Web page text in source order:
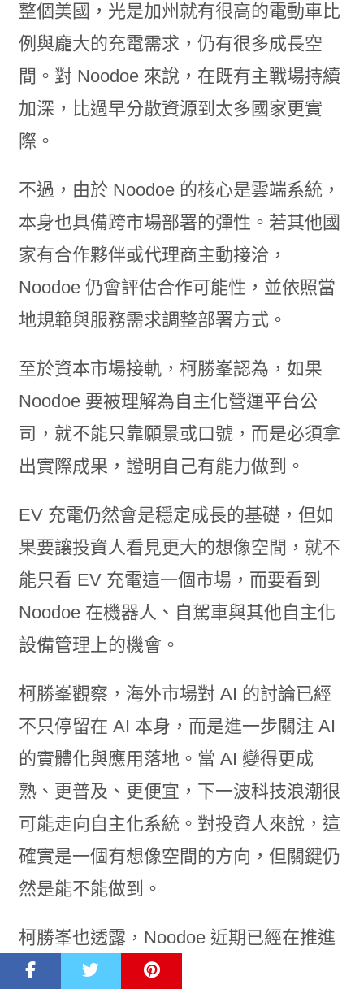
整個美國，光是加州就有很高的電動車比
例與龐大的充電需求，仍有很多成長空
間。對 Noodoe 來說，在既有主戰場持續
加深，比過早分散資源到太多國家更實
際。
不過，由於 Noodoe 的核心是雲端系統，
本身也具備跨市場部署的彈性。若其他國
家有合作夥伴或代理商主動接洽，
Noodoe 仍會評估合作可能性，並依照當
地規範與服務需求調整部署方式。
至於資本市場接軌，柯勝峯認為，如果
Noodoe 要被理解為自主化營運平台公
司，就不能只靠願景或口號，而是必須拿
出實際成果，證明自己有能力做到。
EV 充電仍然會是穩定成長的基礎，但如
果要讓投資人看見更大的想像空間，就不
能只看 EV 充電這一個市場，而要看到
Noodoe 在機器人、自駕車與其他自主化
設備管理上的機會。
柯勝峯觀察，海外市場對 AI 的討論已經
不只停留在 AI 本身，而是進一步關注 AI
的實體化與應用落地。當 AI 變得更成
熟、更普及、更便宜，下一波科技浪潮很
可能走向自主化系統。對投資人來說，這
確實是一個有想像空間的方向，但關鍵仍
然是能不能做到。
柯勝峯也透露，Noodoe 近期已經在推進
EV 之外的新領域，預計接下來幾個月會